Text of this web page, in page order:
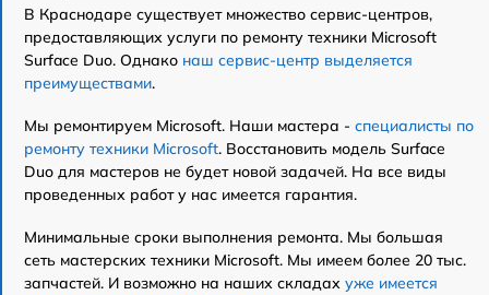
В Краснодаре существует множество сервис-центров,
предоставляющих услуги по ремонту техники Microsoft
Surface Duo. Однако наш сервис-центр выделяется
преимуществами.
Мы ремонтируем Microsoft. Наши мастера - специалисты по
ремонту техники Microsoft. Восстановить модель Surface
Duo для мастеров не будет новой задачей. На все виды
проведенных работ у нас имеется гарантия.
Минимальные сроки выполнения ремонта. Мы большая
сеть мастерских техники Microsoft. Мы имеем более 20 тыс.
запчастей. И возможно на наших складах уже имеется